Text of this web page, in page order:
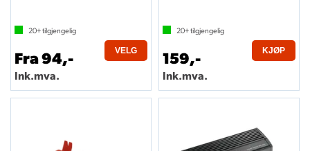
20+tilgjengelig
Fra 94,-
Ink.mva.
VELG
20+tilgjengelig
159,-
Ink.mva.
KJØP